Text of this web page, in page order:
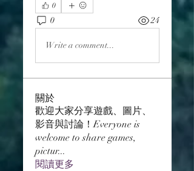
0
0 24
Write a comment...
關於
歡迎大家分享遊戲、圖片、
影音與討論！Everyone is
welcome to share games,
pictur...
閱讀更多